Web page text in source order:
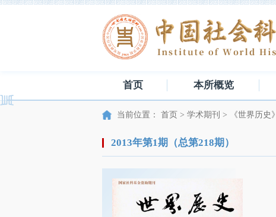
首页 本所概览
当前位置： 首页 > 学术期刊 > 《世界历史》
2013年第1期（总第218期）